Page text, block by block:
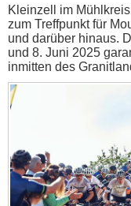
Kleinzell im
zum Treffpunkt für
und darüber hinaus.
und 8. Juni 2025
inmitten des